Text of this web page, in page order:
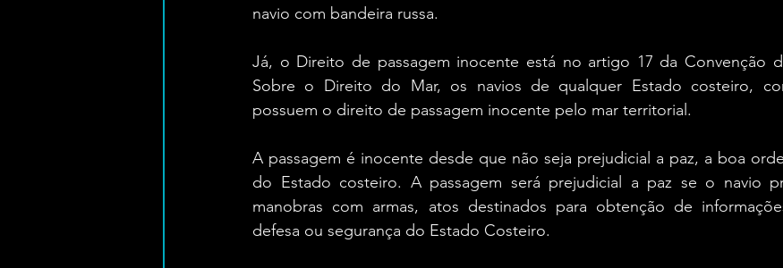
navio com bandeira russa.
Já, o Direito de passagem inocente está no artigo 17 da Convenção
Sobre o Direito do Mar, os navios de qualquer Estado costeiro,
possuem o direito de passagem inocente pelo mar territorial.
A passagem é inocente desde que não seja prejudicial a paz, a boa
do Estado costeiro. A passagem será prejudicial a paz se o navio
manobras com armas, atos destinados para obtenção de
defesa ou segurança do Estado Costeiro.